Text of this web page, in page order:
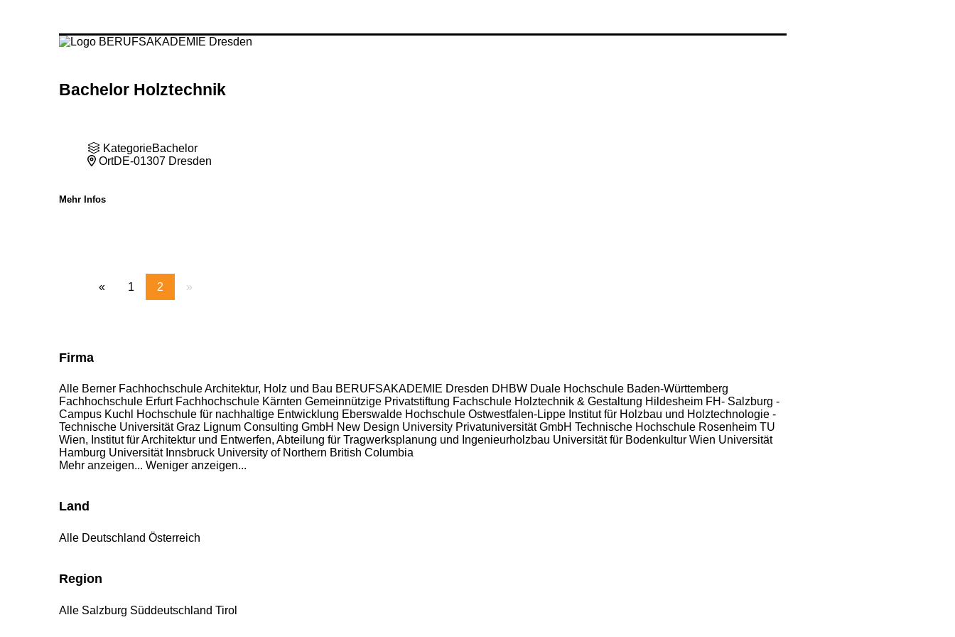
Bachelor Holztechnik
KategorieBachelor
OrtDE-01307 Dresden
Mehr Infos
« 1 2 »
Firma
Alle Berner Fachhochschule Architektur, Holz und Bau BERUFSAKADEMIE Dresden DHBW Duale Hochschule Baden-Württemberg
Fachhochschule Erfurt Fachhochschule Kärnten Gemeinnützige Privatstiftung Fachschule Holztechnik & Gestaltung Hildesheim FH- Salzburg -
Campus Kuchl
Hochschule für nachhaltige Entwicklung Eberswalde Hochschule Ostwestfalen-Lippe Institut für Holzbau und Holztechnologie -
Technische Universität Graz Lignum Consulting GmbH New Design University Privatuniversität GmbH Technische Hochschule Rosenheim TU
Wien, Institut für Architektur und Entwerfen, Abteilung für Tragwerksplanung und Ingenieurholzbau Universität für Bodenkultur Wien Universität
Hamburg Universität Innsbruck University of Northern British Columbia
Mehr anzeigen... Weniger anzeigen...
Land
Alle Deutschland Österreich
Region
Alle Salzburg Süddeutschland Tirol